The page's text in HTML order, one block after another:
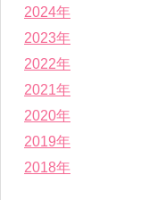
2024年
2023年
2022年
2021年
2020年
2019年
2018年